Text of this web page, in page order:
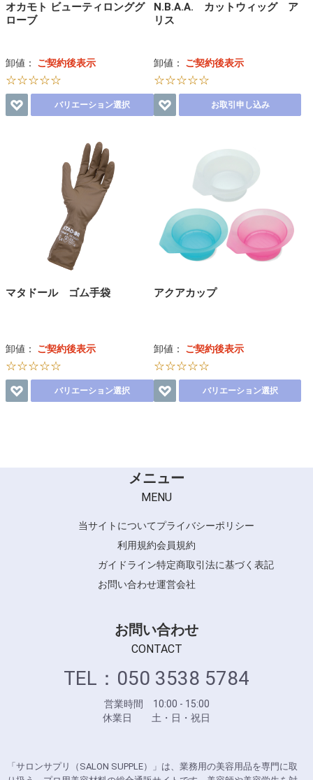
オカモト ビューティロンググ
ローブ
卸値： ご契約後表示
☆☆☆☆☆
バリエーション選択
N.B.A.A. カットウィッグ ア
リス
卸値： ご契約後表示
☆☆☆☆☆
お取引申し込み
マタドール ゴム手袋
卸値： ご契約後表示
☆☆☆☆☆
バリエーション選択
アクアカップ
卸値： ご契約後表示
☆☆☆☆☆
バリエーション選択
メニュー
MENU
当サイトについてプライバシーポリシー
利用規約会員規約
ガイドライン特定商取引法に基づく表記
お問い合わせ運営会社
お問い合わせ
CONTACT
TEL：050 3538 5784
営業時間 10:00 - 15:00
休業日 土・日・祝日
「サロンサプリ（SALON SUPPLE）」は、業務用の美容用品を専門に取